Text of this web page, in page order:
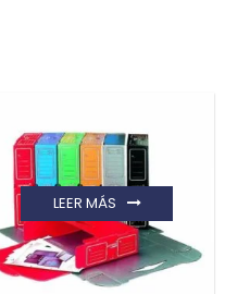
LEER MÁS